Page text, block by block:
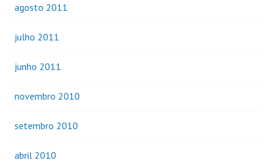
agosto 2011
julho 2011
junho 2011
novembro 2010
setembro 2010
abril 2010